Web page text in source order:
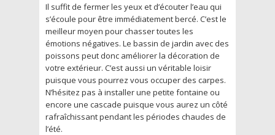
Il suffit de fermer les yeux et d’écouter l’eau qui
s’écoule pour être immédiatement bercé. C’est le
meilleur moyen pour chasser toutes les
émotions négatives. Le bassin de jardin avec des
poissons peut donc améliorer la décoration de
votre extérieur. C’est aussi un véritable loisir
puisque vous pourrez vous occuper des carpes.
N’hésitez pas à installer une petite fontaine ou
encore une cascade puisque vous aurez un côté
rafraîchissant pendant les périodes chaudes de
l’été.